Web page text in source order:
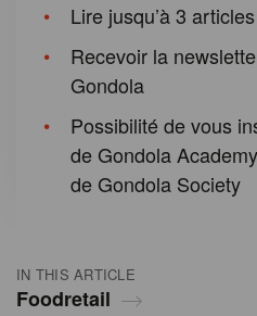
IN THIS ARTICLE
Foodretail
Lire jusqu’à 3
Recevoir la
Gondola
Possibilité de vous
de Gondola
de Gondola Society